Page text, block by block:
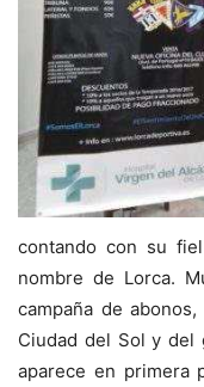
contando con su
nombre de Lorca.
campaña de
Ciudad del Sol y del
aparece en primera